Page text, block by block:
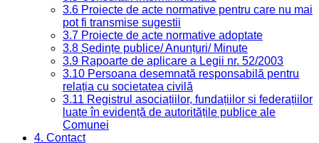
3.6 Proiecte de acte normative pentru care nu mai
pot fi transmise sugestii
3.7 Proiecte de acte normative adoptate
3.8 Ședințe publice/ Anunțuri/ Minute
3.9 Rapoarte de aplicare a Legii nr. 52/2003
3.10 Persoana desemnată responsabilă pentru
relația cu societatea civilă
3.11 Registrul asociațiilor, fundațiilor și federațiilor
luate în evidență de autoritățile publice ale
Comunei
4. Contact